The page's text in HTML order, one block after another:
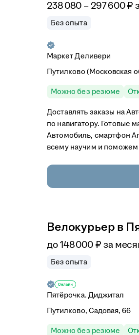
238 080 – 297 600₽
Без опыта
Маркет Деливери
Путилково (Московская
Можно без резюме
Доставлять заказы на
по навигатору. Готовые
Автомобиль, смартфон
всему научим и поможем
Велокурьер в
до148 000 ₽ за
Без опыта
Пятёрочка. Диджитал
Путилково, Садовая, 66
Можно без резюме